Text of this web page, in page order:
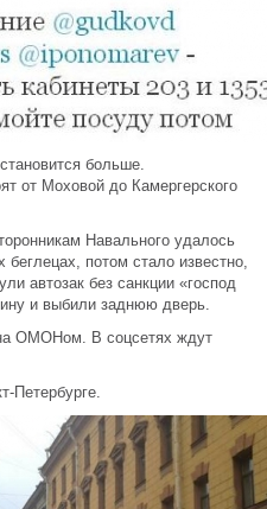
больше.
от Моховой до Камергерского
Навального удалось
потом стало известно,
автозак без санкции «господ
и выбили заднюю дверь.
ОМОНом. В соцсетях ждут
Петербурге.